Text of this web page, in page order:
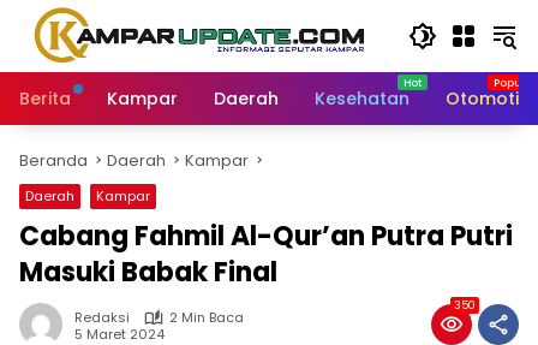
Langsung
konten
Berita
Kampar Daerah Kesehatan Otomotif
Beranda Daerah Kampar
Daerah Kampar
Cabang Fahmil Al-Qur’an Putra Putri
Masuki Babak Final
Redaksi
2 Min Baca
5 Maret 2024
350